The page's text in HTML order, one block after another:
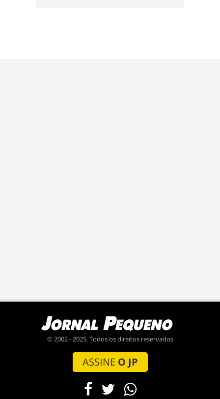
© 2002 - 2025. Todos os direitos reservados
ASSINE O JP